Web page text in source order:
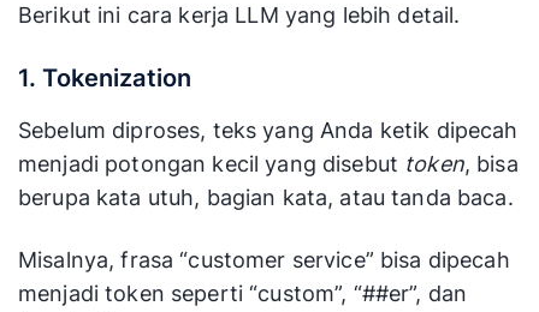
Berikut ini cara kerja LLM yang lebih detail.
1. Tokenization
Sebelum diproses, teks yang Anda ketik dipecah
menjadi potongan kecil yang disebut token, bisa
berupa kata utuh, bagian kata, atau tanda baca.
Misalnya, frasa “customer service” bisa dipecah
menjadi token seperti “custom”, “##er”, dan